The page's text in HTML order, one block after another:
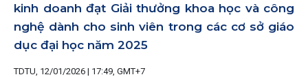
kinh doanh đạt Giải thưởng khoa học và công
nghệ dành cho sinh viên trong các cơ sở giáo
dục đại học năm 2025
TDTU, 12/01/2026 | 17:49, GMT+7